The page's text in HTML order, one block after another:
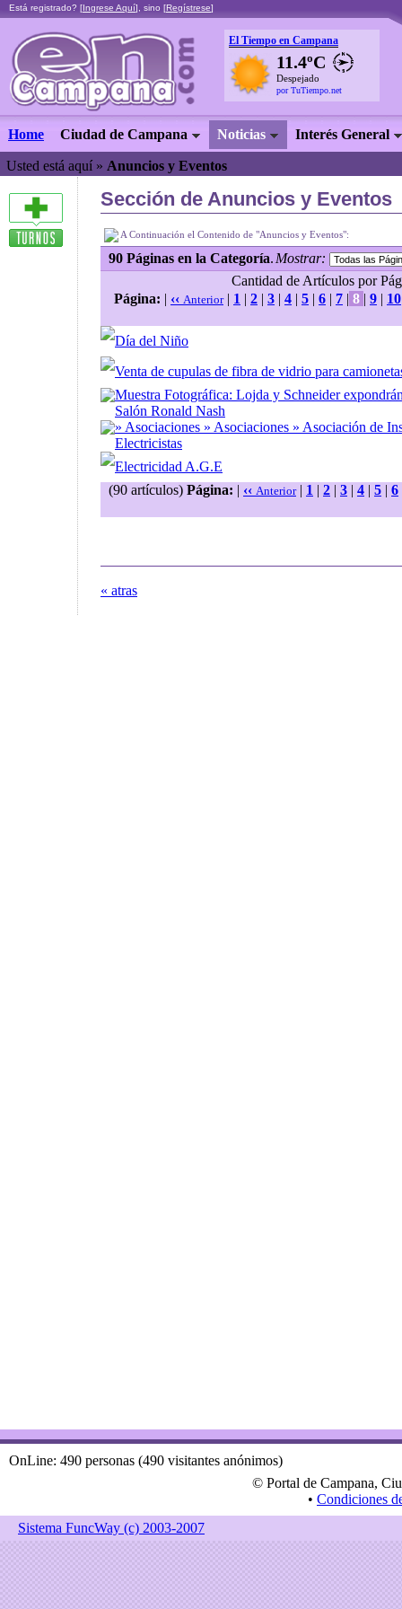
Está registrado? [Ingrese Aquí], sino [Regístrese]
El Tiempo en Campana
11.4ºC
Despejado
por TuTiempo.net
Home Ciudad de Campana Noticias Interés General
Usted está aquí » Anuncios y Eventos
Sección de Anuncios y Eventos
A Continuación el Contenido de "Anuncios y Eventos":
90 Páginas en la Categoría. Mostrar:
Cantidad de Artículos por
Página: | ‹‹ Anterior| 1 | 2 | 3 | 4 | 5 | 6 | 7 | 8 | 9 | 10
Día del Niño
Venta de cupulas de fibra de vidrio para
Muestra Fotográfica: Lojda y Schneider
Salón Ronald Nash
» Asociaciones » Asociaciones » Asociación de
Electricistas
Electricidad A.G.E
(90 artículos) Página: | ‹‹ Anterior| 1 | 2 | 3 | 4 | 5 | 6
« atras
OnLine: 490 personas (490 visitantes anónimos)
© Portal de Campana,
• Condiciones
Sistema FuncWay (c) 2003-2007